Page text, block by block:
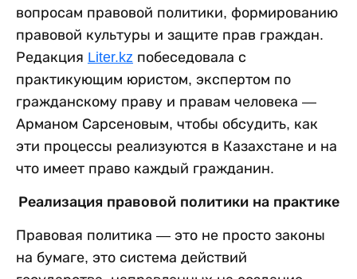
вопросам правовой политики, формированию
правовой культуры и защите прав граждан.
Редакция Liter.kz побеседовала с
практикующим юристом, экспертом по
гражданскому праву и правам человека —
Арманом Сарсеновым, чтобы обсудить, как
эти процессы реализуются в Казахстане и на
что имеет право каждый гражданин.
Реализация правовой политики на практике
Правовая политика — это не просто законы
на бумаге, это система действий